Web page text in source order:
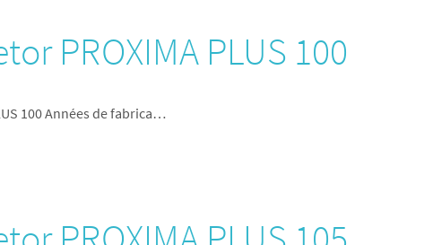
PROXIMA PLUS 100
100 Années de fabrica…